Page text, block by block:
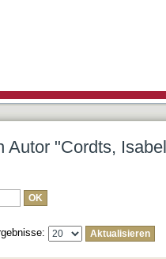
Autor "Cordts,